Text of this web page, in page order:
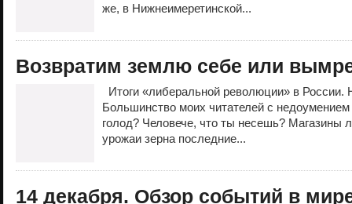
же, в Нижнеимеретинской...
Возвратим землю себе или
Итоги «либеральной революции» в
Большинство моих читателей с
голод? Человече, что ты несешь? Магазины
урожаи зерна последние...
14 декабря. Обзор событий в